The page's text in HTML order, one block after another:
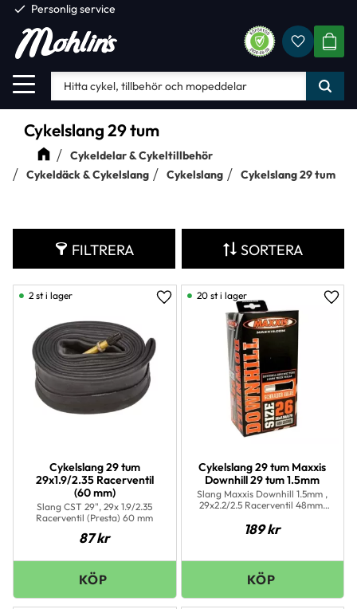
Meny
check Personlig service
Cykelslang 29 tum
Cykeldelar & Cykeltillbehör
Cykeldäck & Cykelslang
Cykelslang Cykelslang 29 tum
FILTRERA SORTERA
Cykelslang 29 tum
29x1.9/2.35 Racerventil
(60 mm)
Slang CST 29", 29x 1.9/2.35
Racerventil (Presta) 60 mm
87kr
Lägg till i favoriter
2 st i lager
Cykelslang 29 tum Maxxis
Downhill 29 tum 1.5mm
Slang Maxxis Downhill 1.5mm ,
29x2.2/2.5 Racerventil 48mm.
189kr
20 st i lager